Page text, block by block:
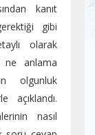
kanıt
gibi
olarak
ne anlama
olgunluk
açıklandı.
nasıl